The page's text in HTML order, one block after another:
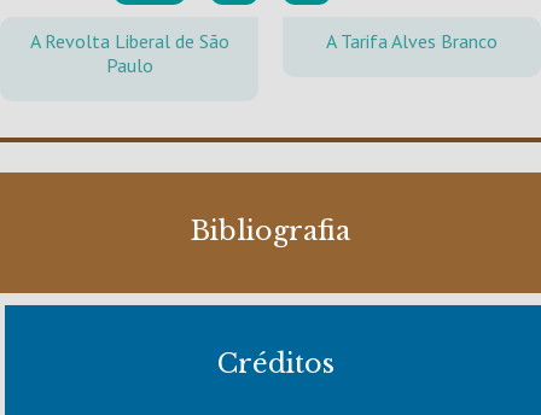
A Revolta Liberal de São
Paulo
A Tarifa Alves Branco
Bibliografia
Créditos